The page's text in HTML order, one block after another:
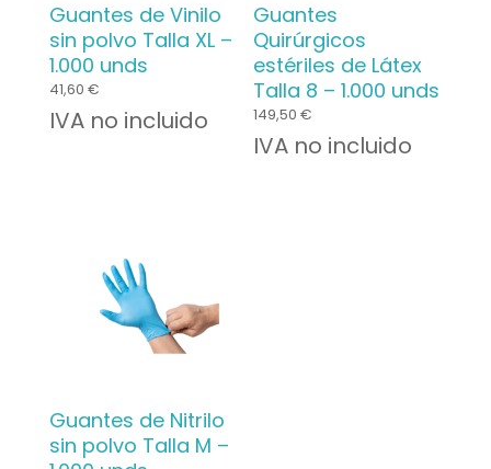
Guantes de Vinilo
sin polvo Talla XL –
1.000 unds
41,60 €
IVA no incluido
Guantes
Quirúrgicos
estériles de Látex
Talla 8 – 1.000 unds
149,50€
IVA no incluido
Guantes de Nitrilo
sin polvo Talla M –